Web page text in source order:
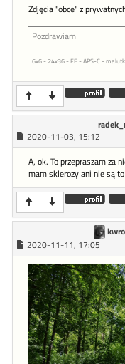
Zdjęcia "obce" z
Pozdrawiam
6x6 - 24x36 - FF - APS-C -
2020-11-03, 15:12
A, ok. To przepraszam za
mam sklerozy ani nie są
2020-11-11, 17:05